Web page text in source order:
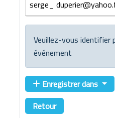
serge_
Veuillez-vous identifier
événement
Enregistrer dans
Retour